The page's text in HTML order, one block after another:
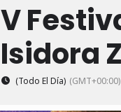
V
Isidora
(Todo El Día) (GMT+00:00)